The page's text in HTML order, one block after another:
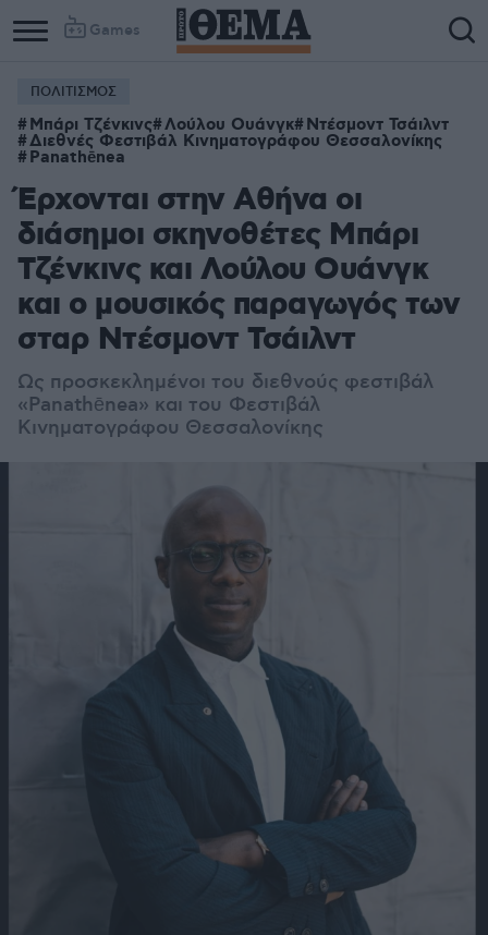
Games
ΠΟΛΙΤΙΣΜΟΣ
Μπάρι Τζένκινς Λούλου Ουάνγκ Ντέσμοντ Τσάιλντ
Διεθνές Φεστιβάλ Κινηματογράφου Θεσσαλονίκης
Panathēnea
Έρχονται στην Αθήνα οι
διάσημοι σκηνοθέτες Μπάρι
Τζένκινς και Λούλου Ουάνγκ
και ο μουσικός παραγωγός των
σταρ Ντέσμοντ Τσάιλντ
Ως προσκεκλημένοι του διεθνούς φεστιβάλ
«Panathēnea» και του Φεστιβάλ
Κινηματογράφου Θεσσαλονίκης